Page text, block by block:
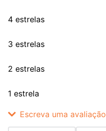
4 estrelas
3 estrelas
2 estrelas
1 estrela
Escreva uma avaliação